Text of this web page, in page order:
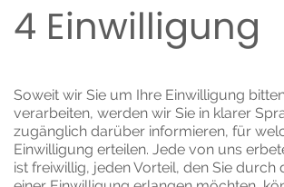
4 Einwilligung
Soweit wir Sie um Ihre Einwilligung
verarbeiten, werden wir Sie in klarer
zugänglich darüber informieren, für
Einwilligung erteilen. Jede von uns
ist freiwillig, jeden Vorteil, den Sie durch